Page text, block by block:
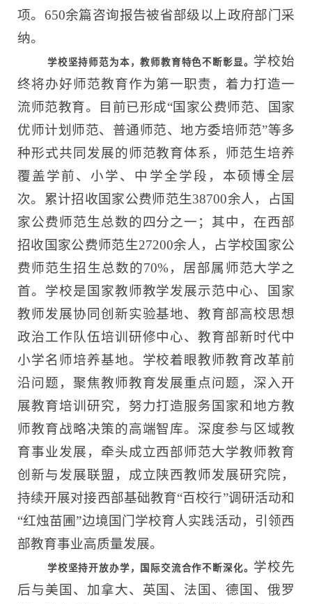
项。650余篇咨询报告被省部级以上政府部门采
纳。
学校坚持师范为本，教师教育特色不断彰显。 学校始
终将办好师范教育作为第一职责，着力打造一
流师范教育。目前已形成“国家公费师范、国家
优师计划师范、普通师范、地方委培师范”等多
种形式共同发展的师范教育体系，师范生培养
覆盖学前、小学、中学全学段，本硕博全层
次。累计招收国家公费师范生38700余人，占国
家公费师范生总数的四分之一；其中，在西部
招收国家公费师范生27200余人，占学校国家公
费师范生招生总数的70%，居部属师范大学之
首。学校是国家教师教学发展示范中心、国家
教师发展协同创新实验基地、教育部高校思想
政治工作队伍培训研修中心、教育部新时代中
小学名师培养基地。学校着眼教师教育改革前
沿问题，聚焦教师教育发展重点问题，深入开
展教育培训研究，努力打造服务国家和地方教
师教育战略决策的高端智库。深度参与区域教
育事业发展，牵头成立西部师范大学教师教育
创新与发展联盟，成立陕西教师发展研究院，
持续开展对接西部基础教育“百校行”调研活动和
“红烛苗圃”边境国门学校育人实践活动，引领西
部教育事业高质量发展。
学校坚持开放办学，国际交流合作不断深化。 学校先
后与美国、加拿大、英国、法国、德国、俄罗